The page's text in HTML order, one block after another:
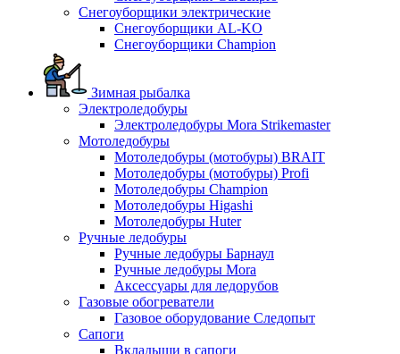
Снегоуборщики электрические
Снегоуборщики AL-KO
Снегоуборщики Champion
Зимная рыбалка
Электроледобуры
Электроледобуры Mora Strikemaster
Мотоледобуры
Мотоледобуры (мотобуры) BRAIT
Мотоледобуры (мотобуры) Profi
Мотоледобуры Champion
Мотоледобуры Higashi
Мотоледобуры Huter
Ручные ледобуры
Ручные ледобуры Барнаул
Ручные ледобуры Mora
Аксессуары для ледорубов
Газовые обогреватели
Газовое оборудование Следопыт
Сапоги
Вкладыши в сапоги